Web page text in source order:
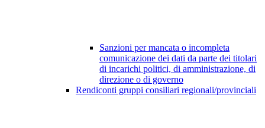
Sanzioni per mancata o incompleta
comunicazione dei dati da parte dei titolari
di incarichi politici, di amministrazione, di
direzione o di governo
Rendiconti gruppi consiliari regionali/provinciali